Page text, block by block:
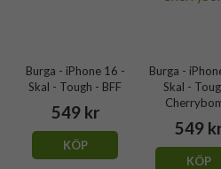
Burga - iPhone 16 -
Skal - Tough - BFF
549 kr
KÖP
Burga -
Skal -
549
KÖP